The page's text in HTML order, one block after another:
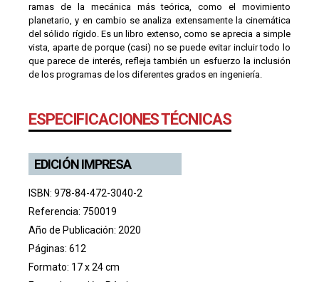
ramas de la mecánica más teórica, como el movimiento
planetario, y en cambio se analiza extensamente la cinemática
del sólido rígido. Es un libro extenso, como se aprecia a simple
vista, aparte de porque (casi) no se puede evitar incluir todo lo
que parece de interés, refleja también un esfuerzo la inclusión
de los programas de los diferentes grados en ingeniería.
ESPECIFICACIONES TÉCNICAS
EDICIÓN IMPRESA
ISBN: 978-84-472-3040-2
Referencia: 750019
Año de Publicación: 2020
Páginas: 612
Formato: 17 x 24 cm